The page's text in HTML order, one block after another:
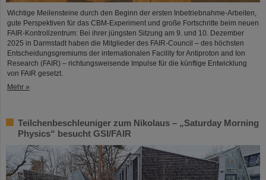
Wichtige Meilensteine durch den Beginn der ersten Inbetriebnahme-Arbeiten,
gute Perspektiven für das CBM-Experiment und große Fortschritte beim neuen
FAIR-Kontrollzentrum: Bei ihrer jüngsten Sitzung am 9. und 10. Dezember
2025 in Darmstadt haben die Mitglieder des FAIR-Council – des höchsten
Entscheidungsgremiums der internationalen Facility for Antiproton and Ion
Research (FAIR) – richtungsweisende Impulse für die künftige Entwicklung
von FAIR gesetzt.
Mehr »
Teilchenbeschleuniger zum Nikolaus – „Saturday Morning
Physics“ besucht GSI/FAIR